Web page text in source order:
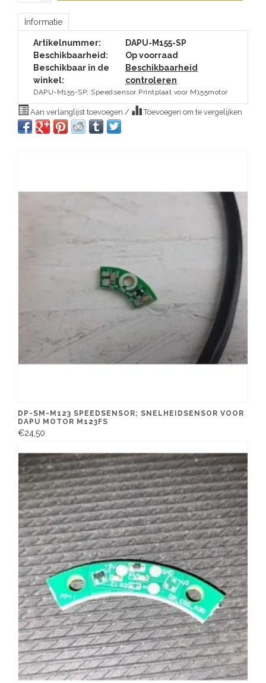
Informatie
Artikelnummer:
DAPU-M155-SP
Beschikbaarheid:
Op voorraad
Beschikbaar in de
winkel:
Beschikbaarheid
controleren
DAPU-M155-SP; Speedsensor Printplaat voor M155motor
Aan verlanglijst toevoegen / Toevoegen om te vergelijken
DP-SM-M123 SPEEDSENSOR; SNELHEIDSENSOR VOOR
DAPU MOTOR M123FS
€24,50